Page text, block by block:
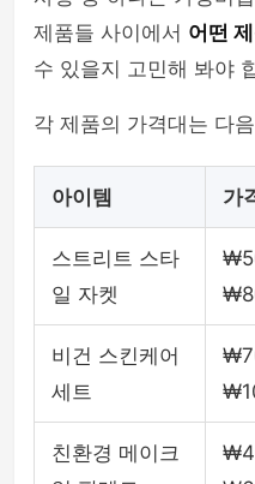
제품들 사이에서 어떤
수 있을지 고민해 봐야
각 제품의 가격대는 다
아이템 가
스트리트 스타
일 자켓
비건 스킨케어
세트
친환경 메이크